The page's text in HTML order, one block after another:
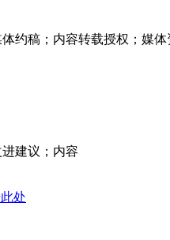
约稿；内容转载授权；媒体
建议；内容
处